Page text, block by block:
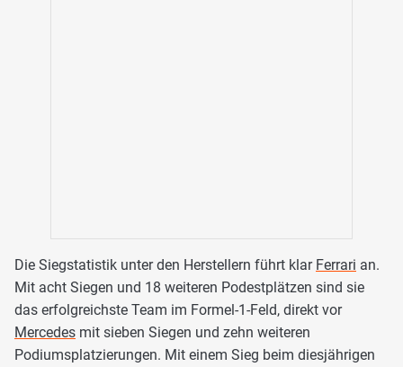
Die Siegstatistik unter den Herstellern führt klar Ferrari an.
Mit acht Siegen und 18 weiteren Podestplätzen sind sie
das erfolgreichste Team im Formel-1-Feld, direkt vor
Mercedes mit sieben Siegen und zehn weiteren
Podiumsplatzierungen. Mit einem Sieg beim diesjährigen